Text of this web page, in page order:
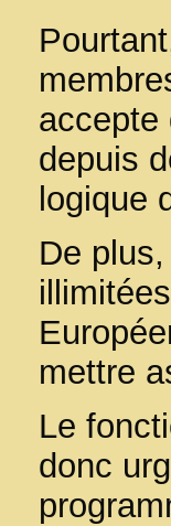
accepte
depuis
logique
De
mettre
Le
donc